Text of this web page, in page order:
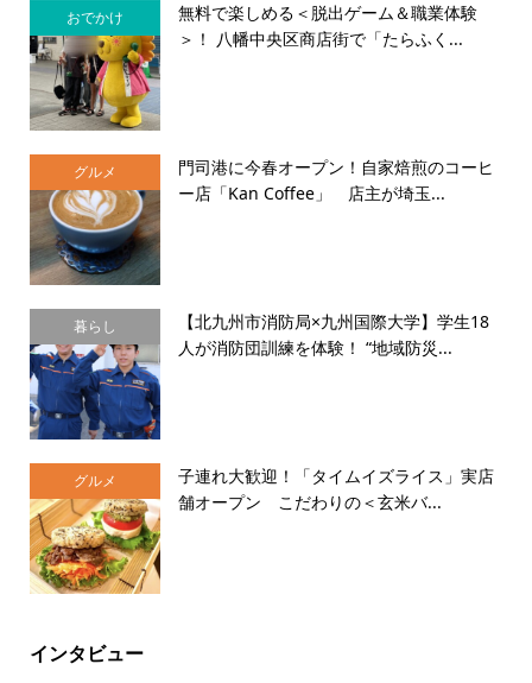
おでかけ
無料で楽しめる＜脱出ゲーム＆職業体験
＞！ 八幡中央区商店街で「たらふく...
グルメ
門司港に今春オープン！自家焙煎のコーヒ
ー店「Kan Coffee」 店主が埼玉...
暮らし
【北九州市消防局×九州国際大学】学生18
人が消防団訓練を体験！ “地域防災...
グルメ
子連れ大歓迎！「タイムイズライス」実店
舗オープン こだわりの＜玄米バ...
インタビュー